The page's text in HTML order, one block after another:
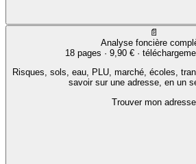
📄
Analyse foncière
18 pages · 9,90 €·
Risques, sols, eau, PLU, marché, écoles,
savoir sur une adresse, en un
Trouver mon adresse